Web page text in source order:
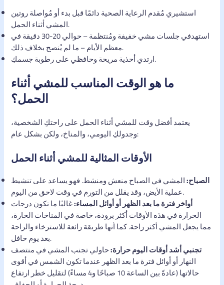
استشيري مُقدم الرعاية الصحية دائمًا قبل بدء أو مُواصلة روتين
المشي أثناء الحمل.
استهدفي جلسات مشي خفيفة ومُنتظمة – حوالي 20-30 دقيقة في
معظم الأيام – ما لم يُنصح بخلاف ذلك.
ارتدي أحذية مريحة وحافظي على رطوبة جسمكِ.
ما هو الوقت المناسب للمشي أثناء
الحمل؟
يعتمد أفضل وقت للمشي أثناء الحمل على راحتكِ الشخصية،
وجدولكِ اليومي، والمناخ، ولكن بشكل عام:
الأوقات المثالية للمشي أثناء الحمل
الصباح:المشي في الصباح منعش ومنشط. فهو يساعد على تنشيط
عملية الأيض، وقد يقلل من التورم في وقت لاحق من اليوم.
أواخر فترة ما بعد الظهر أو أوائل المساء:غالبًا ما تكون درجات
الحرارة في هذه الأوقات أكثر برودة، خاصة في المناخات الحارة،
مما يجعل المشي أكثر راحة. كما أنها طريقة رائعة للاسترخاء والراحة
بعد يوم حافل.
تجنبي أشد أوقات اليوم حرارة:حاولي تجنب المشي في منتصف
النهار أو أوائل فترة ما بعد الظهر عندما تكون الشمس في أقوى
حالاتها (عادةً بين الساعة 10 صباحًا و4 مساءً) لتقليل خطر ارتفاع